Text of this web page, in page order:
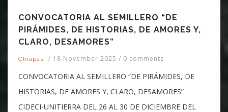
CONVOCATORIA AL SEMILLERO “DE
PIRÁMIDES, DE HISTORIAS, DE AMORES Y,
CLARO, DESAMORES”
Chiapas / 18 November 2025 / 0 comments
CONVOCATORIA AL SEMILLERO “DE PIRÁMIDES, DE
HISTORIAS, DE AMORES Y, CLARO, DESAMORES”
CIDECI-UNITIERRA DEL 26 AL 30 DE DICIEMBRE DEL